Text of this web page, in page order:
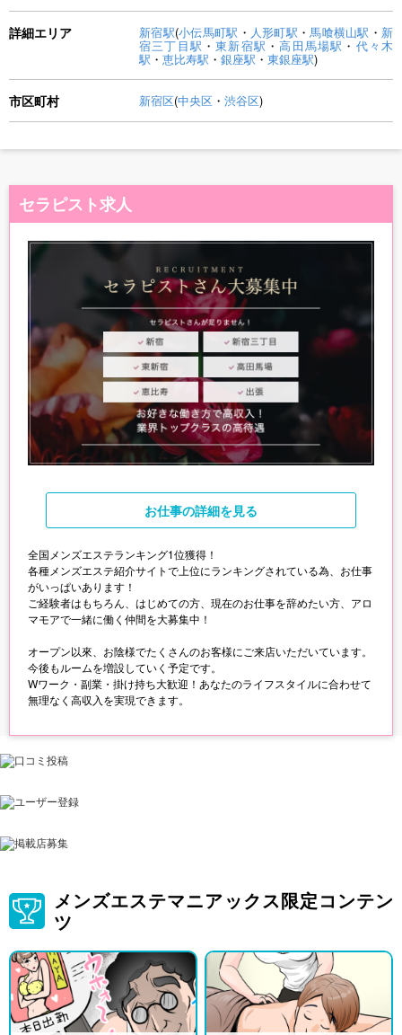
詳細エリア 新宿駅(小伝馬町駅 ・ 人形町駅 ・ 馬喰横山駅 ・ 新
宿三丁目駅 ・東新宿駅 ・高田馬場駅 ・ 代々木
駅 ・ 恵比寿駅 ・ 銀座駅 ・ 東銀座駅)
市区町村 新宿区(中央区 ・ 渋谷区)
セラピスト求人
お仕事の詳細を見る
全国メンズエステランキング1位獲得！
各種メンズエステ紹介サイトで上位にランキングされている為、お仕事
がいっぱいあります！
ご経験者はもちろん、はじめての方、現在のお仕事を辞めたい方、アロ
マモアで一緒に働く仲間を大募集中！
オープン以來、お陰様でたくさんのお客様にご来店いただいています。
今後もルームを増設していく予定です。
Wワーク・副業・掛け持ち大歓迎！あなたのライフスタイルに合わせて
無理なく高収入を実現できます。
メンズエステマニアックス限定コンテン
ツ